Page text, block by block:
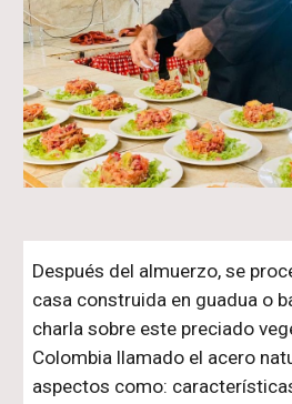
Después del almuerzo, se
casa construida en guadua o
charla sobre este preciado
Colombia llamado el acero
aspectos como: